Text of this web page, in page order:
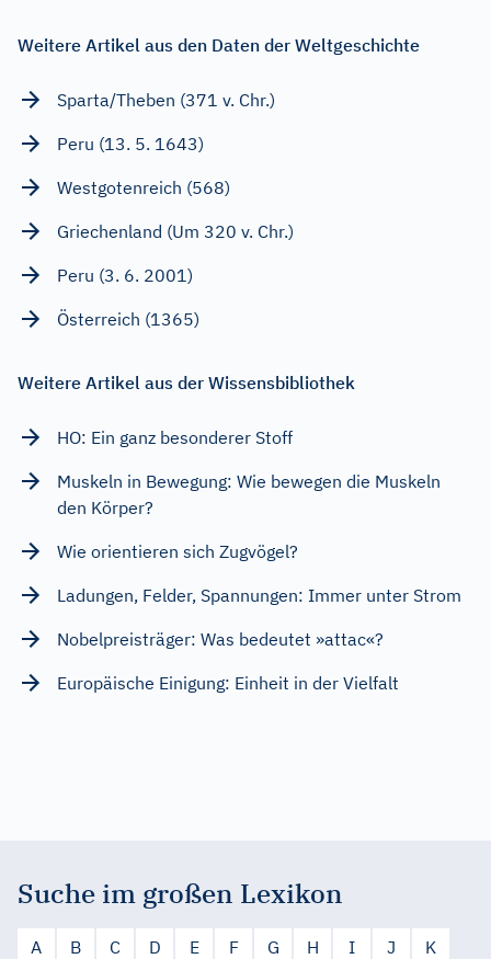
Weitere Artikel aus den Daten der Weltgeschichte
Sparta/Theben (371 v. Chr.)
Peru (13. 5. 1643)
Westgotenreich (568)
Griechenland (Um 320 v. Chr.)
Peru (3. 6. 2001)
Österreich (1365)
Weitere Artikel aus der Wissensbibliothek
HO: Ein ganz besonderer Stoff
Muskeln in Bewegung: Wie bewegen die Muskeln
den Körper?
Wie orientieren sich Zugvögel?
Ladungen, Felder, Spannungen: Immer unter Strom
Nobelpreisträger: Was bedeutet »attac«?
Europäische Einigung: Einheit in der Vielfalt
Suche im großen Lexikon
A B C D E F G H I J
K